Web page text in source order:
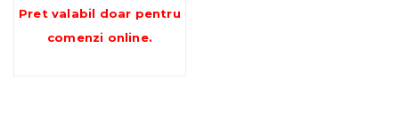
Pret valabil doar pentru
comenzi online.